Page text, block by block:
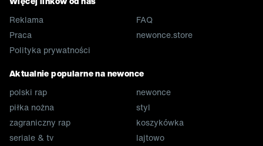
Reklama
Praca
Polityka prywatności
FAQ
newonce.store
Aktualnie popularne na newonce
polski rap
piłka nożna
zagraniczny rap
seriale & tv
newonce
styl
koszykówka
lajtowo